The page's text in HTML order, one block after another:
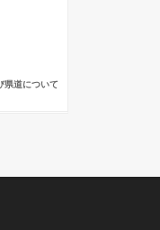
県道について